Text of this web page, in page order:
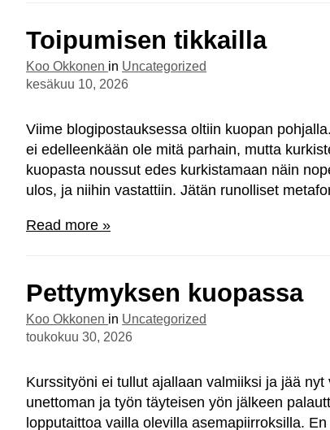
Toipumisen tikkailla
Koo Okkonen in Uncategorized
kesäkuu 10, 2026
Viime blogipostauksessa oltiin kuopan
ei edelleenkään ole mitä parhain, mutta
kuopasta noussut edes kurkistamaan näin
ulos, ja niihin vastattiin. Jätän runolliset
Read more »
Pettymyksen kuopassa
Koo Okkonen in Uncategorized
toukokuu 30, 2026
Kurssityöni ei tullut ajallaan valmiiksi ja jää
unettoman ja työn täyteisen yön jälkeen
lopputaittoa vailla olevilla asemapiirroksilla.